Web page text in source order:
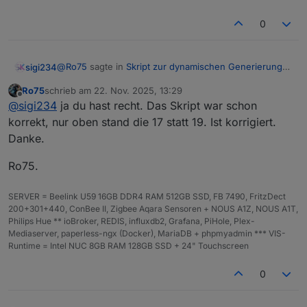
0
sigi234@Ro75 sagte in Skript zur dynamischen Generierung
@sigi234was meinst du damit? Das Skript 1.0.19
ist in Post 1.
Jetzt schon, vorher stand da 1.0.17
Offline
Ro75schrieb am 22. Nov. 2025, 13:29
zuletzt editiert von
@sigi234 ja du hast recht. Das Skript war schon
korrekt, nur oben stand die 17 statt 19. Ist korrigiert.
Danke.
Ro75.
SERVER = Beelink U59 16GB DDR4 RAM 512GB SSD, FB 7490, FritzDect
200+301+440, ConBee II, Zigbee Aqara Sensoren + NOUS A1Z, NOUS A1T,
Philips Hue ** ioBroker, REDIS, influxdb2, Grafana, PiHole, Plex-
Mediaserver, paperless-ngx (Docker), MariaDB + phpmyadmin *** VIS-
Runtime = Intel NUC 8GB RAM 128GB SSD + 24" Touchscreen
0